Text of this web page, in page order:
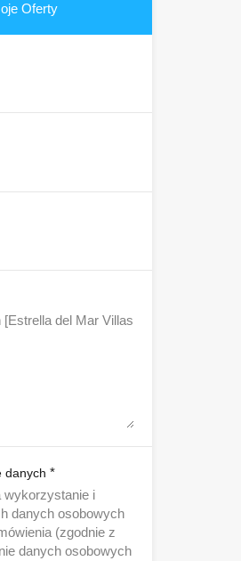
Oferty
danych *
wykorzystanie i
danych osobowych
(zgodnie z
danych osobowych